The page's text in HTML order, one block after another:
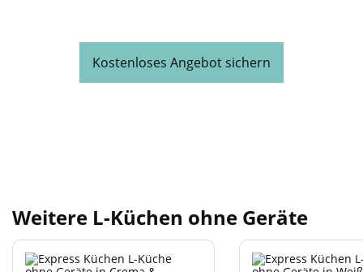
Kostenloses Angebot sichern
Weitere L-Küchen ohne Geräte